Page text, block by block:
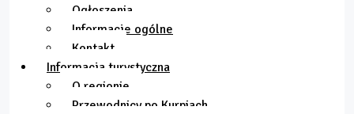
Ogłoszenia
Informacje ogólne
Kontakt
Informacja turystyczna
O regionie
Przewodnicy po Kurpiach